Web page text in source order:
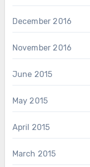
December 2016
November 2016
June 2015
May 2015
April 2015
March 2015